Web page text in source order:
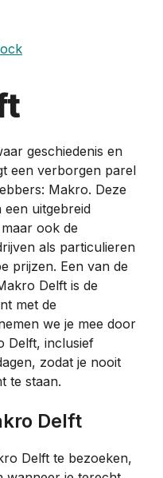
geschiedenis en
een verborgen parel
Makro. Deze
een uitgebreid
ook de
als particulieren
prijzen. Een van de
Delft is de
met de
we je mee door
Delft, inclusief
zodat je nooit
te staan.
Delft
Delft te bezoeken,